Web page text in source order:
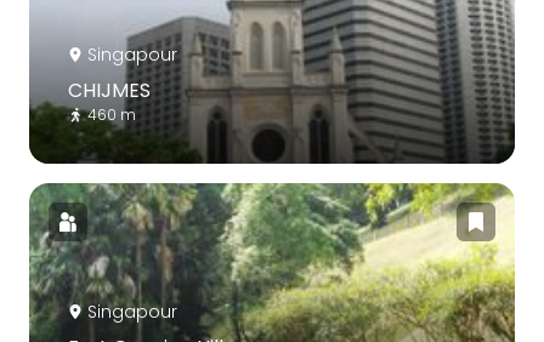
Singapour
CHIJMES
460 m
Singapour